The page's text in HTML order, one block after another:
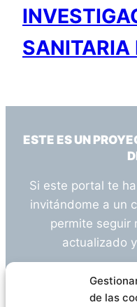
de las
SANITARIA
ESTE ES UN
Si este portal te
invitándome a un
permite seguir
actualizado
¿Tienes alguna